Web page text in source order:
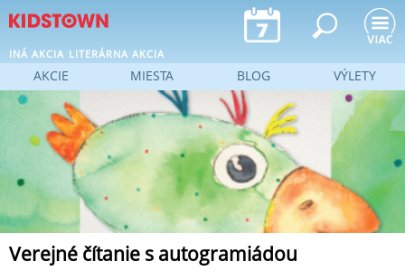
Jump to navigation
INÁ AKCIA LITERÁRNA AKCIA
Verejné čítanie s autogramiádou
AKCIE MIESTA BLOG VÝLETY